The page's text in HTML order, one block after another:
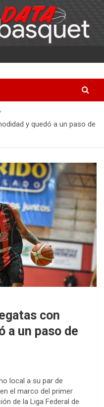
y quedó a un paso de
con
a un paso de
local a su par de
el marco del primer
de la Liga Federal de